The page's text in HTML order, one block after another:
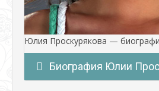
Юлия Проскурякова —
Биография Юлии